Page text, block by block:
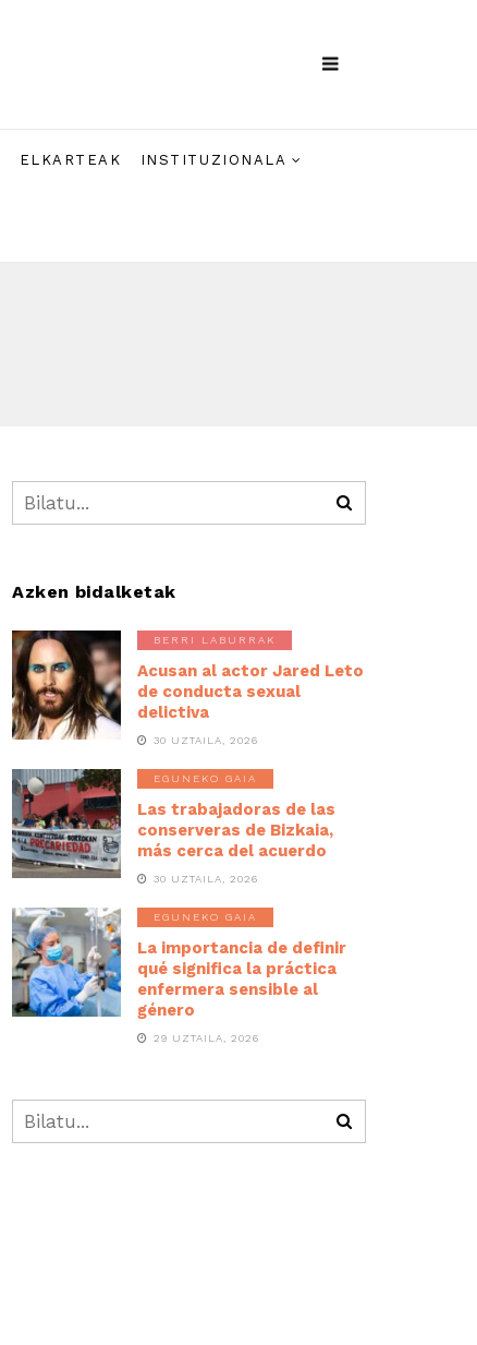
ELKARTEAK INSTITUZIONALA
Azken bidalketak
BERRI LABURRAK
Acusan al actor Jared Leto
de conducta sexual
delictiva
30 UZTAILA, 2026
EGUNEKO GAIA
Las trabajadoras de las
conserveras de Bizkaia,
más cerca del acuerdo
30 UZTAILA, 2026
EGUNEKO GAIA
La importancia de definir
qué significa la práctica
enfermera sensible al
género
29 UZTAILA, 2026